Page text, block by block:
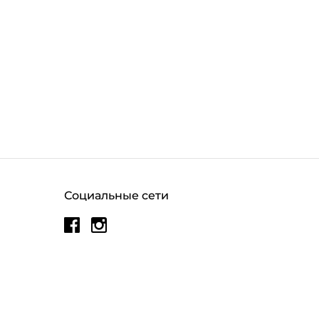
Социальные сети